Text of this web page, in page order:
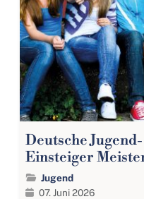
Deutsche
Einsteiger
Jugend
07. Juni 2026